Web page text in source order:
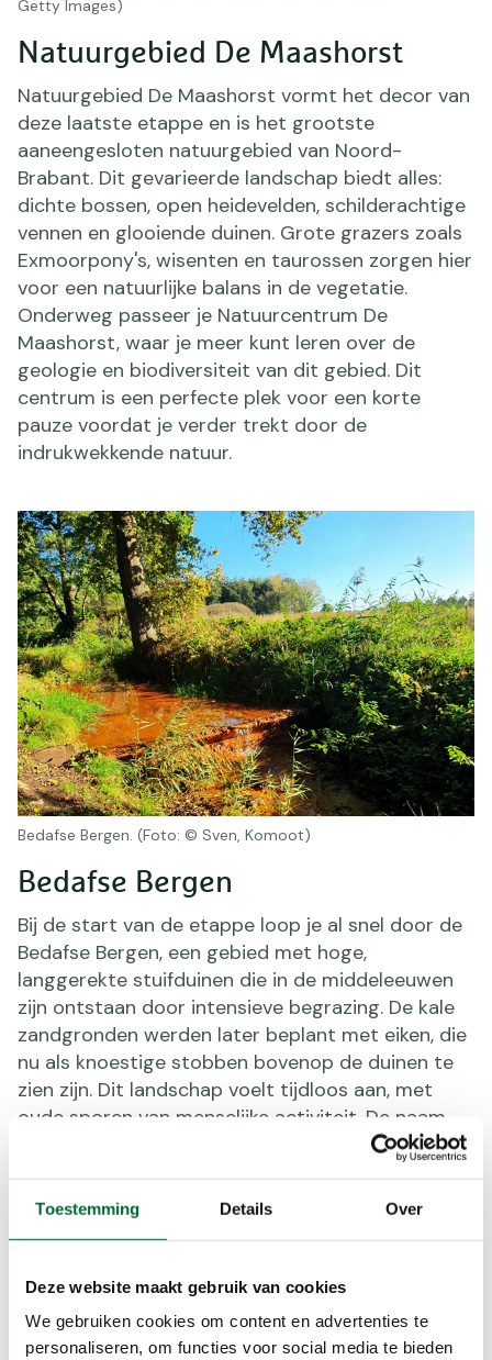
Toestemming Details Over
Deze website maakt gebruik van cookies
We gebruiken cookies om content en advertenties te
personaliseren, om functies voor social media te bieden
Natuurgebied De Maashorst
Natuurgebied De Maashorst vormt het decor van
deze laatste etappe en is het grootste
aaneengesloten natuurgebied van Noord-
Brabant. Dit gevarieerde landschap biedt alles:
dichte bossen, open heidevelden, schilderachtige
vennen en glooiende duinen. Grote grazers zoals
Exmoorpony's, wisenten en taurossen zorgen hier
voor een natuurlijke balans in de vegetatie.
Onderweg passeer je Natuurcentrum De
Maashorst, waar je meer kunt leren over de
geologie en biodiversiteit van dit gebied. Dit
centrum is een perfecte plek voor een korte
pauze voordat je verder trekt door de
indrukwekkende natuur.
Getty Images)
Bedafse Bergen. (Foto: © Sven, Komoot)
Bedafse Bergen
Bij de start van de etappe loop je al snel door de
Bedafse Bergen, een gebied met hoge,
langgerekte stuifduinen die in de middeleeuwen
zijn ontstaan door intensieve begrazing. De kale
zandgronden werden later beplant met eiken, die
nu als knoestige stobben bovenop de duinen te
zien zijn. Dit landschap voelt tijdloos aan, met
oude sporen van menselijke activiteit. De naam
Bedaf verwijst naar het Oud-Nederlandse 'bet af',
wat ‘ver weg’ betekent – een passend beginpunt
voor een route die je terugvoert naar de natuur.